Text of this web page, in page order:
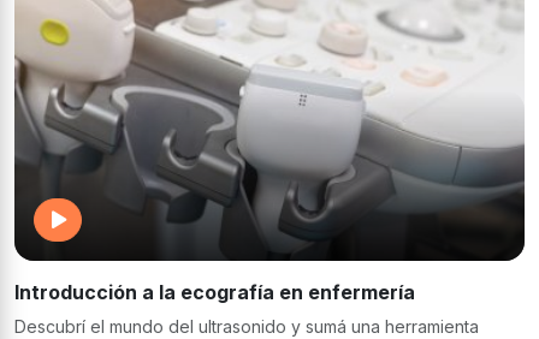
Introducción a la ecografía en enfermería
Descubrí el mundo del ultrasonido y sumá una herramienta